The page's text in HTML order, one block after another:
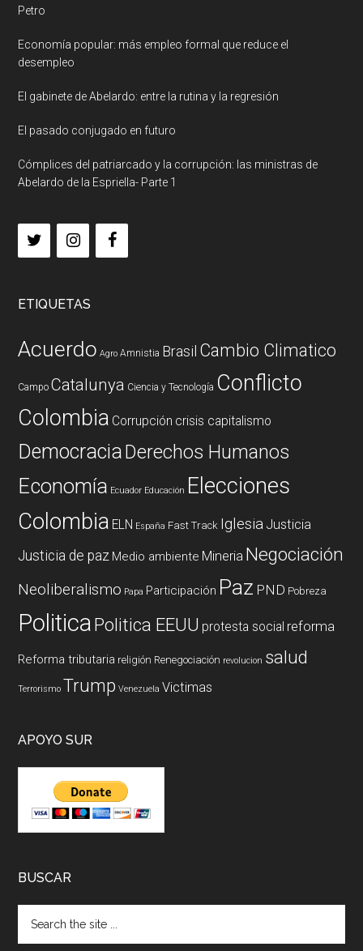
Petro
Economía popular: más empleo formal que reduce el
desempleo
El gabinete de Abelardo: entre la rutina y la regresión
El pasado conjugado en futuro
Cómplices del patriarcado y la corrupción: las ministras de
Abelardo de la Espriella- Parte 1
ETIQUETAS
Acuerdo Agro Amnistia Brasil Cambio Climatico
Campo Catalunya Ciencia y Tecnología Conflicto
Colombia Corrupción crisis capitalismo
DemocraciaDerechos Humanos
Economía Ecuador Educación Elecciones
Colombia ELN España Fast Track Iglesia Justicia
Justicia de paz Medio ambiente Mineria Negociación
Neoliberalismo Papa Participación Paz PND Pobreza
PoliticaPolitica EEUU protesta social reforma
Reforma tributaria religión Renegociación revolucion salud
Terrorismo Trump Venezuela Victimas
APOYO SUR
BUSCAR